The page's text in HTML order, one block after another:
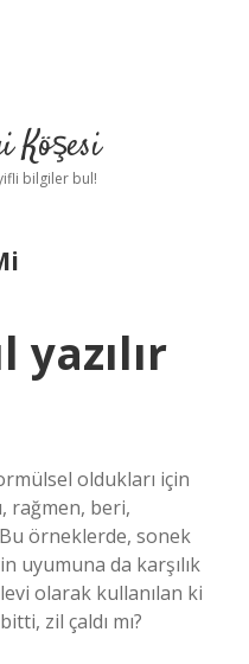
Köşesi
bilgiler bul!
yazılır
oldukları için
rağmen, beri,
örneklerde, sonek
uyumuna da karşılık
olarak kullanılan ki
zil çaldı mı?